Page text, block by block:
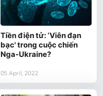
Tiền điện tử: ‘Viên đạn
bạc' trong cuộc chiến
Nga-Ukraine?
05 April, 2022